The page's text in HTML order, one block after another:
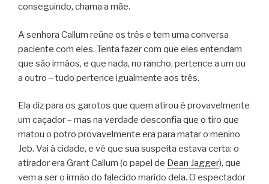
conseguindo, chama a mãe.
A senhora Callum reúne os três e tem uma conversa
paciente com eles. Tenta fazer com que eles entendam
que são irmãos, e que nada, no rancho, pertence a um ou
a outro – tudo pertence igualmente aos três.
Ela diz para os garotos que quem atirou é provavelmente
um caçador – mas na verdade desconfia que o tiro que
matou o potro provavelmente era para matar o menino
Jeb. Vai à cidade, e vê que sua suspeita estava certa: o
atirador era Grant Callum (o papel de Dean Jagger), que
vem a ser o irmão do falecido marido dela. O espectador